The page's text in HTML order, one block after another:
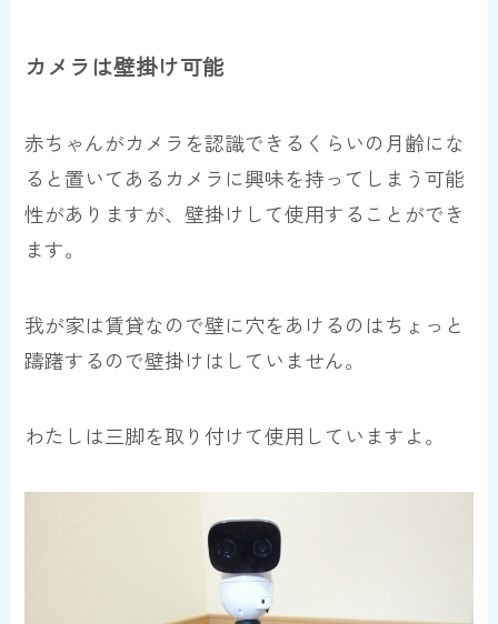
カメラは壁掛け可能
赤ちゃんがカメラを認識できるくらいの月齢にな
ると置いてあるカメラに興味を持ってしまう可能
性がありますが、壁掛けして使用することができ
ます。
我が家は賃貸なので壁に穴をあけるのはちょっと
躊躇するので壁掛けはしていません。
わたしは三脚を取り付けて使用していますよ。